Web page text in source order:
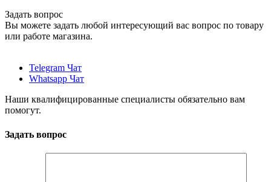
Задать вопрос
Вы можете задать любой интересующий вас вопрос по товару
или работе магазина.
Telegram Чат
Whatsapp Чат
Наши квалифицированные специалисты обязательно вам
помогут.
Задать вопрос